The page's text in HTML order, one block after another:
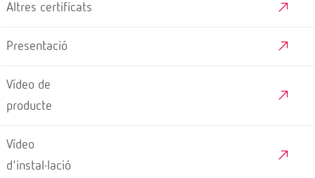
Altres certificats
Presentació
Vídeo de
producte
Vídeo
d'instal·lació